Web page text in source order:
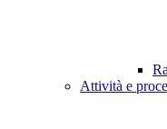
Attività e